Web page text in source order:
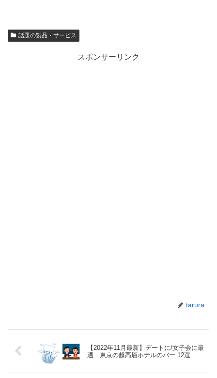
話題の製品・サービス
スポンサーリンク
tarura
【2022年11月最新】デートに/女子会に最
適 東京の超高層ホテルのバー 12選